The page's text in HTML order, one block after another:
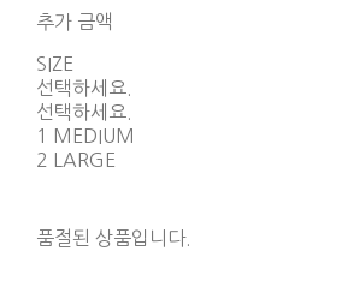
추가 금액
SIZE
선택하세요.
선택하세요.
1 MEDIUM
2 LARGE
품절된 상품입니다.